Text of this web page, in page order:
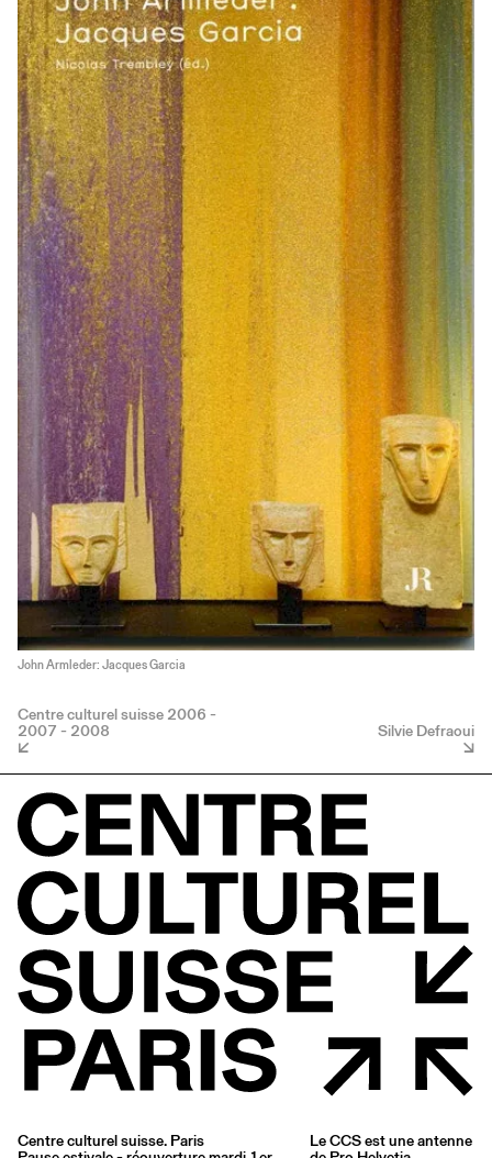
John Armleder: Jacques Garcia
Centre culturel suisse 2006 -
2007 - 2008 Silvie Defraoui
Centre culturel suisse. Paris Le CCS est une antenne